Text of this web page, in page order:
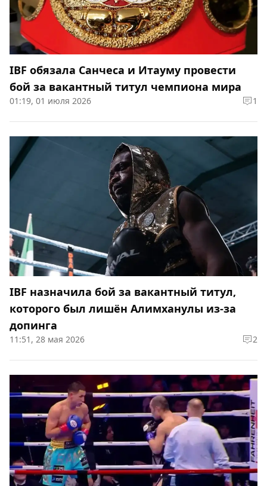
IBF обязала Санчеса и Итауму провести
бой за вакантный титул чемпиона мира
01:19, 01 июля 2026 1
IBF назначила бой за вакантный титул,
которого был лишён Алимханулы из-за
допинга
11:51, 28 мая 2026 2